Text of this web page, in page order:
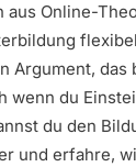
aus Online-
Argument, das
wenn du
du den
und erfahre,